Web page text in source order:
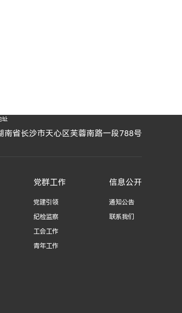
址
南省长沙市天心区芙蓉南路一段788号
党群工作
党建引领
纪检监察
工会工作
青年工作
信息公开
通知公告
联系我们